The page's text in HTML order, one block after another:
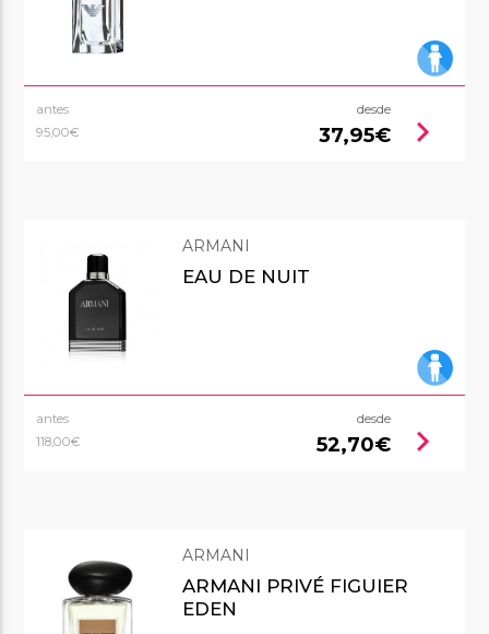
antes
95,00€
desde
37,95€ chevron_right
ARMANI
EAU DE NUIT
antes
118,00€
desde
52,70€ chevron_right
ARMANI
ARMANI PRIVÉ FIGUIER
EDEN